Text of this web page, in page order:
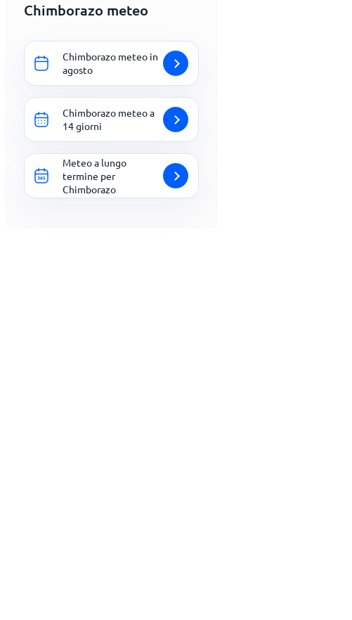
Chimborazo meteo
Chimborazo meteo in
agosto
Chimborazo meteo a
14 giorni
Meteo a lungo
termine per
Chimborazo